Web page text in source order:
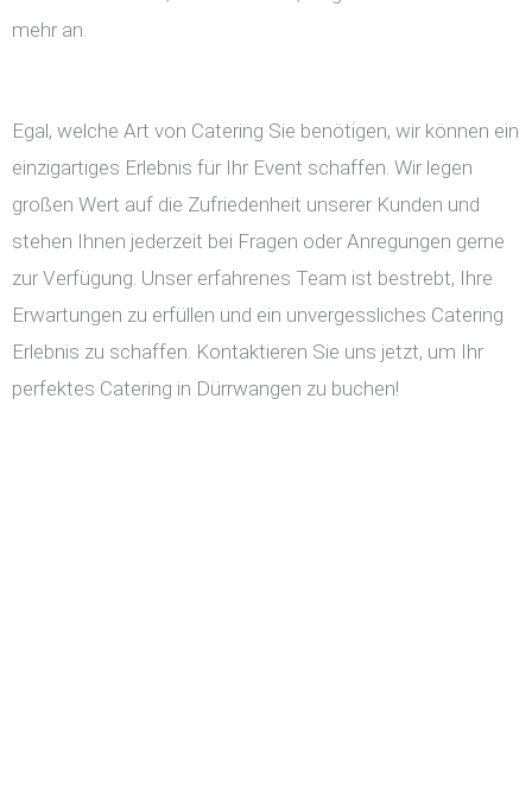
mehr an.
Egal, welche Art von Catering Sie benötigen, wir können ein
einzigartiges Erlebnis für Ihr Event schaffen. Wir legen
großen Wert auf die Zufriedenheit unserer Kunden und
stehen Ihnen jederzeit bei Fragen oder Anregungen gerne
zur Verfügung. Unser erfahrenes Team ist bestrebt, Ihre
Erwartungen zu erfüllen und ein unvergessliches Catering
Erlebnis zu schaffen. Kontaktieren Sie uns jetzt, um Ihr
perfektes Catering in Dürrwangen zu buchen!